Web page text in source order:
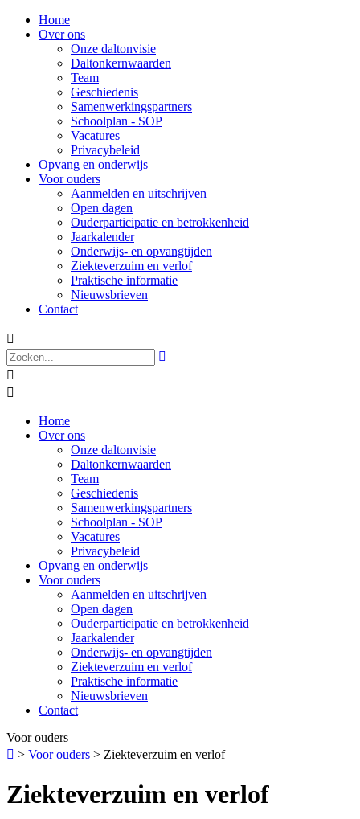
Home
Over ons
Onze daltonvisie
Daltonkernwaarden
Team
Geschiedenis
Samenwerkingspartners
Schoolplan - SOP
Vacatures
Privacybeleid
Opvang en onderwijs
Voor ouders
Aanmelden en uitschrijven
Open dagen
Ouderparticipatie en betrokkenheid
Jaarkalender
Onderwijs- en opvangtijden
Ziekteverzuim en verlof
Praktische informatie
Nieuwsbrieven
Contact




Home
Over ons
Onze daltonvisie
Daltonkernwaarden
Team
Geschiedenis
Samenwerkingspartners
Schoolplan - SOP
Vacatures
Privacybeleid
Opvang en onderwijs
Voor ouders
Aanmelden en uitschrijven
Open dagen
Ouderparticipatie en betrokkenheid
Jaarkalender
Onderwijs- en opvangtijden
Ziekteverzuim en verlof
Praktische informatie
Nieuwsbrieven
Contact
Voor ouders
 > Voor ouders > Ziekteverzuim en verlof
Ziekteverzuim en verlof